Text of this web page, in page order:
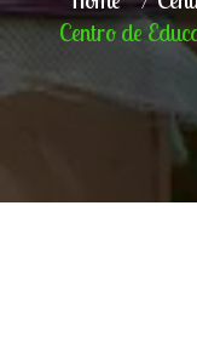
Centro de